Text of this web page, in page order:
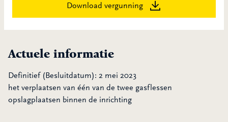
Download vergunning
Actuele informatie
Definitief (Besluitdatum): 2 mei 2023
het verplaatsen van één van de twee gasflessen
opslagplaatsen binnen de inrichting